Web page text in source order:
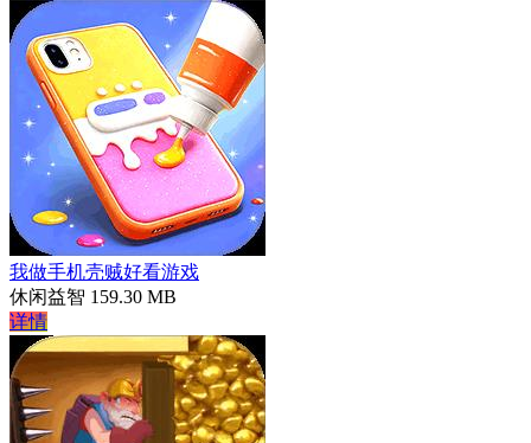
我做手机壳贼好看游戏
休闲益智 159.30 MB
详情